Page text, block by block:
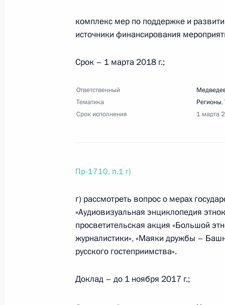
15 августа 2017 года, 19:00 6 поручений
Перечень поручений по итогам
Байкальской природной территории
5 августа 2017 года, суббота
Перечень поручений по
5 августа 2017 года, 21:30 3 поручения
комплекс мер по поддержке и
источники финансирования
Срок – 1 марта 2018 г.;
Ответственный
Тематика
Регионы,
Срок исполнения
1 марта
Пр-1710, п.1 г)
г) рассмотреть вопрос о мерах
«Аудиовизуальная энциклопедия
просветительская акция «Большой
журналистики», «Маяки дружбы –
русского гостеприимства».
Доклад – до 1 ноября 2017 г.;